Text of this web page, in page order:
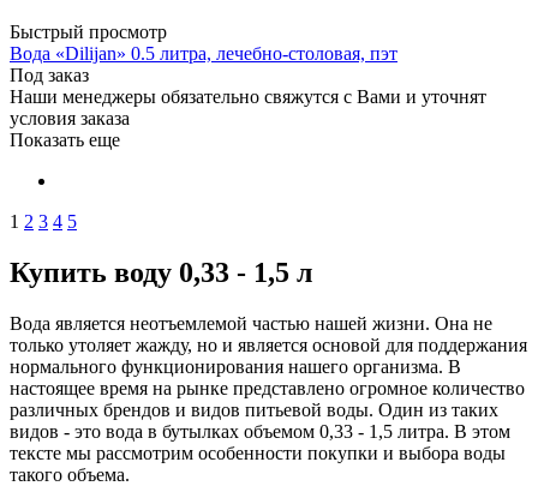
Быстрый просмотр
Вода «Dilijan» 0.5 литра, лечебно-столовая, пэт
Под заказ
Наши менеджеры обязательно свяжутся с Вами и уточнят
условия заказа
Показать еще
1 2 3 4 5
Купить воду 0,33 - 1,5 л
Вода является неотъемлемой частью нашей жизни. Она не
только утоляет жажду, но и является основой для поддержания
нормального функционирования нашего организма. В
настоящее время на рынке представлено огромное количество
различных брендов и видов питьевой воды. Один из таких
видов - это вода в бутылках объемом 0,33 - 1,5 литра. В этом
тексте мы рассмотрим особенности покупки и выбора воды
такого объема.